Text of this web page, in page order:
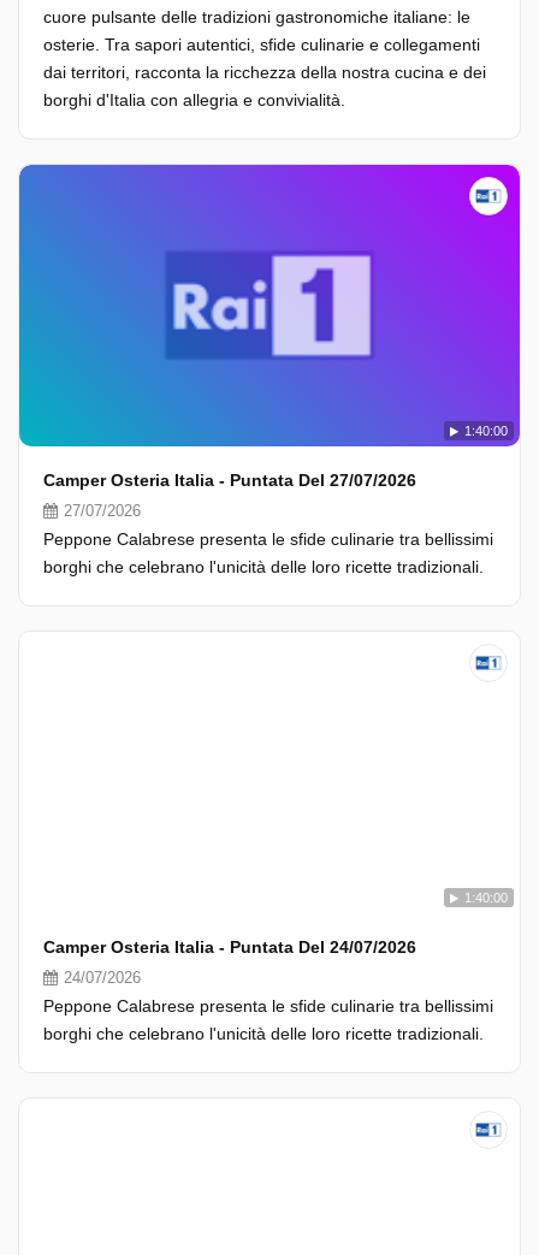
cuore pulsante delle tradizioni gastronomiche italiane: le
osterie. Tra sapori autentici, sfide culinarie e collegamenti
dai territori, racconta la ricchezza della nostra cucina e dei
borghi d'Italia con allegria e convivialità.
1:40:00
Camper Osteria Italia - Puntata Del 27/07/2026
27/07/2026
Peppone Calabrese presenta le sfide culinarie tra bellissimi
borghi che celebrano l'unicità delle loro ricette tradizionali.
1:40:00
Camper Osteria Italia - Puntata Del 24/07/2026
24/07/2026
Peppone Calabrese presenta le sfide culinarie tra bellissimi
borghi che celebrano l'unicità delle loro ricette tradizionali.